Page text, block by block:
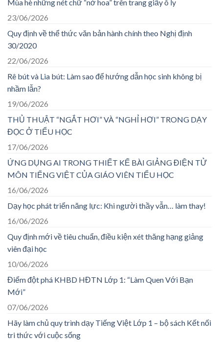
Mùa hè những nét chữ “nở hoa” trên trang giấy ô ly
23/06/2026
Quy định về thể thức văn bản hành chính theo Nghị định
30/2020
22/06/2026
Rê bút và Lia bút: Làm sao để hướng dẫn học sinh không bị
nhầm lẫn?
19/06/2026
THỦ THUẬT “NGẮT HƠI” VÀ “NGHỈ HƠI” TRONG DẠY
ĐỌC Ở TIỂU HỌC
17/06/2026
ỨNG DỤNG AI TRONG THIẾT KẾ BÀI GIẢNG ĐIỆN TỬ
MÔN TIẾNG VIỆT CỦA GIÁO VIÊN TIỂU HỌC
16/06/2026
Dạy học phát triển năng lực: Khi người thầy vẫn… làm thay!
16/06/2026
Quy định mới về tiêu chuẩn, điều kiện xét thăng hạng giảng
viên đại học
10/06/2026
Điểm đột phá KHBD HĐTN Lớp 1: “Làm Quen Với Bạn
Mới”
07/06/2026
Hãy làm chủ quy trình dạy Tiếng Việt Lớp 1 – bộ sách Kết nối
tri thức với cuộc sống